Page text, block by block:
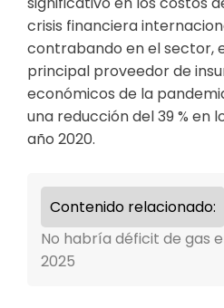
crisis financiera
contrabando en el sector,
principal proveedor de
económicos de la
una reducción del 39 % en
año 2020.
Contenido relacionado:
No habría déficit de gas
2025